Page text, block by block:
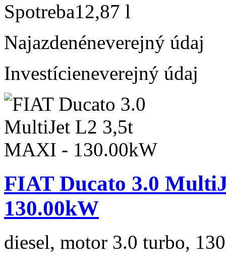
Spotreba12,87 l
Najazdenéneverejný údaj
Investícieneverejný údaj
FIAT Ducato 3.0
130.00kW
diesel, motor 3.0 turbo,